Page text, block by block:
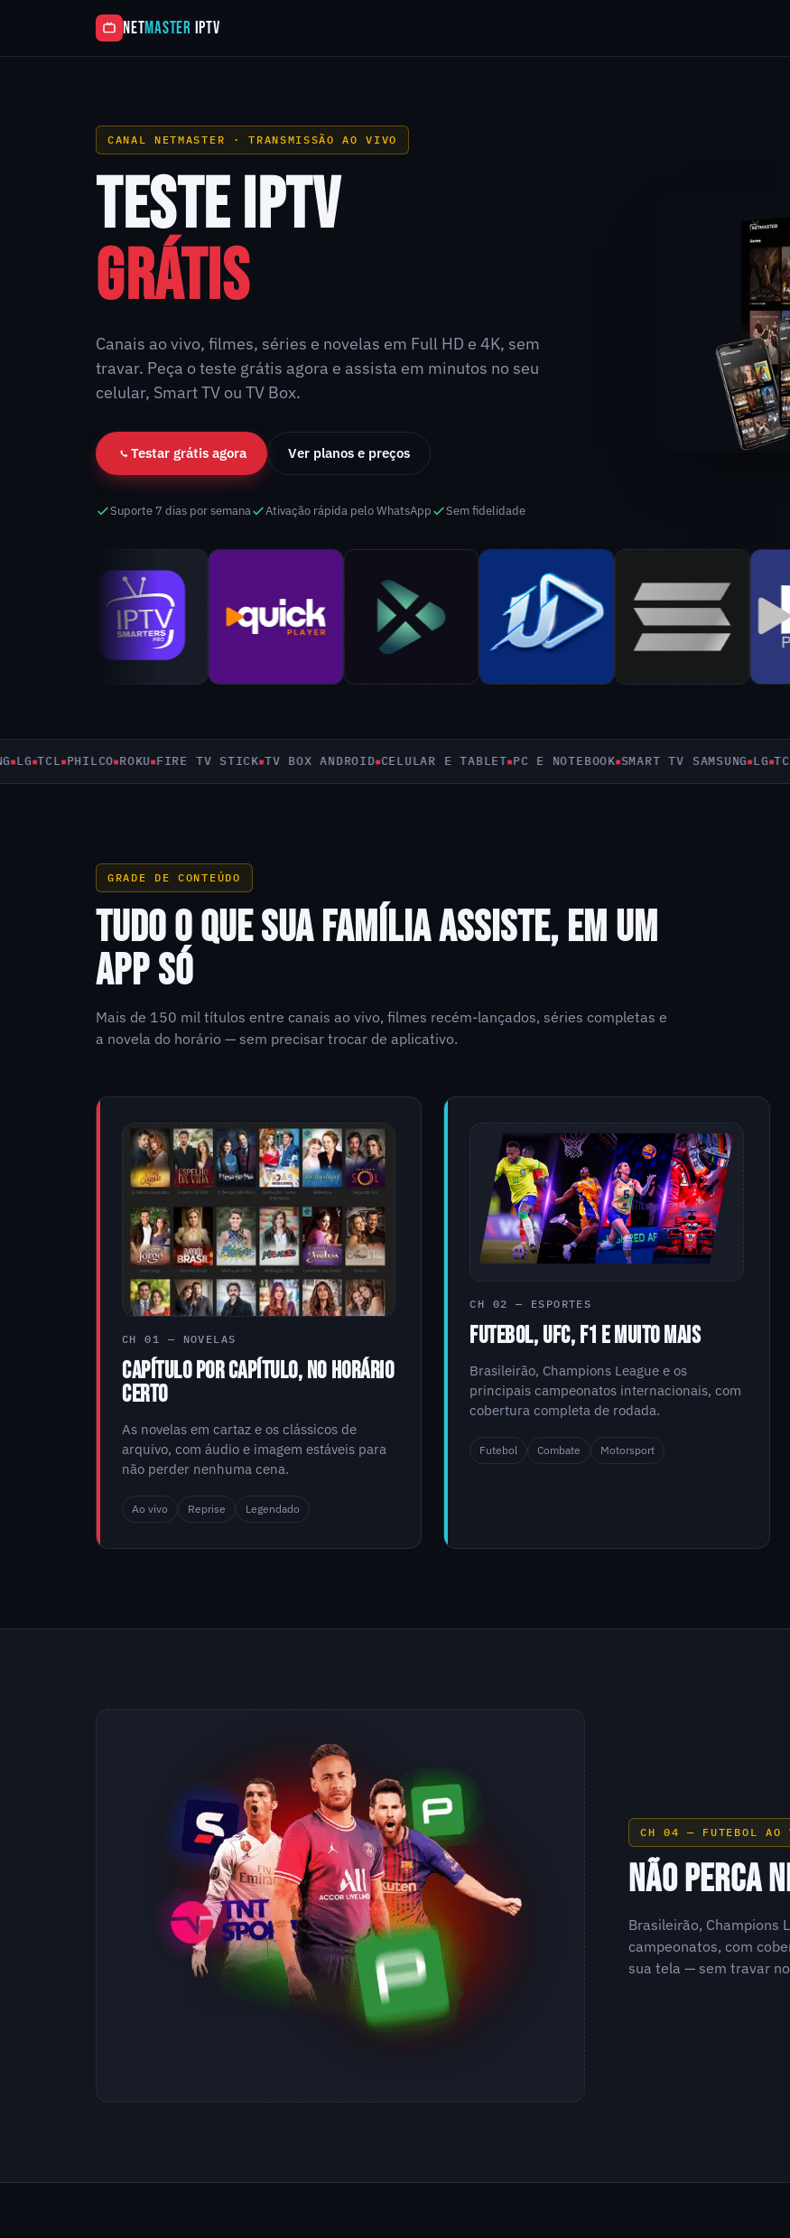
NETMASTER IPTV
CANAL NETMASTER · TRANSMISSÃO AO VIVO
TESTE IPTV
GRÁTIS
Canais ao vivo, filmes, séries e novelas em Full HD e 4K, sem
travar. Peça o teste grátis agora e assista em minutos no seu
celular, Smart TV ou TV Box.
Testar grátis agora Ver planos e preços
Suporte 7 dias por semana Ativação rápida pelo WhatsApp Sem fidelidade
TCL PHILCO ROKU FIRE TV STICK TV BOX ANDROID CELULAR E TABLET PC E NOTEBOOK SMART TV SAMSUNG LG TCL
GRADE DE CONTEÚDO
TUDO O QUE SUA FAMÍLIA ASSISTE, EM UM
APP SÓ
Mais de 150 mil títulos entre canais ao vivo, filmes recém-lançados, séries completas e
a novela do horário — sem precisar trocar de aplicativo.
CH 01 — NOVELAS
CAPÍTULO POR CAPÍTULO, NO HORÁRIO
CERTO
As novelas em cartaz e os clássicos de
arquivo, com áudio e imagem estáveis para
não perder nenhuma cena.
Ao vivo Reprise Legendado
CH 02 — ESPORTES
FUTEBOL, UFC, F1 E MUITO MAIS
Brasileirão, Champions League e os
principais campeonatos internacionais, com
cobertura completa de rodada.
Futebol Combate Motorsport
CH 04 — FUTEBOL AO
NÃO PERCA
Brasileirão, Champions
campeonatos, com
sua tela — sem travar